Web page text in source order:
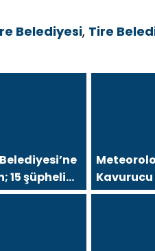
Belediyesi, Tire
15 şüpheli
sağanak